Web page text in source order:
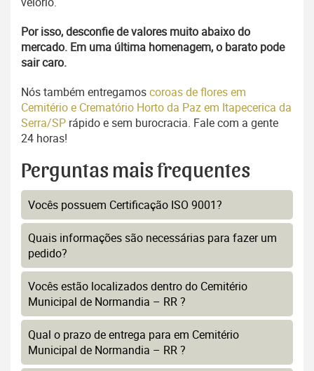
Por isso, desconfie de valores muito abaixo do
mercado. Em uma última homenagem, o barato pode
sair caro.
Nós também entregamoscoroas de flores em
Cemitério e Crematório Horto da Paz em Itapecerica da
Serra/SP rápido e sem burocracia. Fale com a gente
24 horas!
Perguntas mais frequentes
Vocês possuem Certificação ISO 9001?
Quais informações são necessárias para fazer um
pedido?
Vocês estão localizados dentro do Cemitério
Municipal de Normandia – RR ?
Qual o prazo de entrega para em Cemitério
Municipal de Normandia – RR ?